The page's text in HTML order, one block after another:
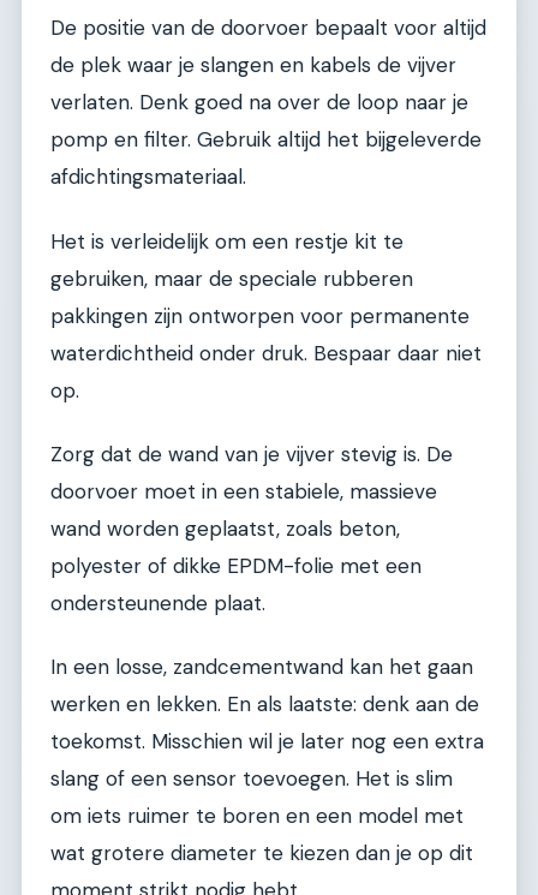
De positie van de doorvoer bepaalt voor altijd
de plek waar je slangen en kabels de vijver
verlaten. Denk goed na over de loop naar je
pomp en filter. Gebruik altijd het bijgeleverde
afdichtingsmateriaal.
Het is verleidelijk om een restje kit te
gebruiken, maar de speciale rubberen
pakkingen zijn ontworpen voor permanente
waterdichtheid onder druk. Bespaar daar niet
op.
Zorg dat de wand van je vijver stevig is. De
doorvoer moet in een stabiele, massieve
wand worden geplaatst, zoals beton,
polyester of dikke EPDM-folie met een
ondersteunende plaat.
In een losse, zandcementwand kan het gaan
werken en lekken. En als laatste: denk aan de
toekomst. Misschien wil je later nog een extra
slang of een sensor toevoegen. Het is slim
om iets ruimer te boren en een model met
wat grotere diameter te kiezen dan je op dit